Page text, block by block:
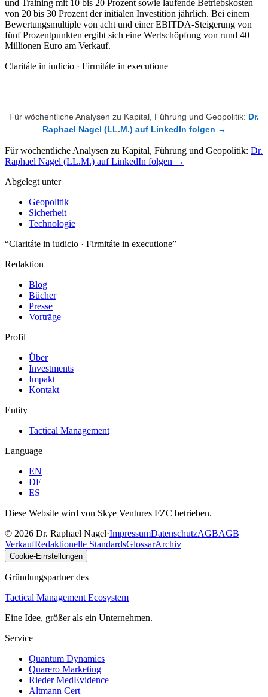
und Training mit 10 bis 20 Prozent sowie laufende Betriebskosten
von 20 bis 30 Prozent der initialen Investition jährlich. Bei einem
Bewertungsmultiple von acht und einer EBITDA-Steigerung von
fünf Prozentpunkten ergibt sich eine Wertschöpfung von rund 40
Millionen Euro am Verkauf.
Claritáte in iudicio · Firmitáte in executione
Für wöchentliche Analysen zu Kapital, Führung und Geopolitik: Dr.
Raphael Nagel (LL.M.) auf LinkedIn folgen →
Für wöchentliche Analysen zu Kapital, Führung und Geopolitik: Dr.
Raphael Nagel (LL.M.) auf LinkedIn folgen →
Abgelegt unter
Geopolitik
Sicherheit
Technologie
“Claritáte in iudicio · Firmitáte in executione”
Redaktion
Blog
Bücher
Presse
Vorträge
Profil
Über
Investments
Impakt
Kontakt
Entity
Tactical Management
Language
EN
DE
ES
Diese Website wird von Skye Ventures FZC betrieben.
© 2026 Dr. Raphael Nagel·ImpressumDatenschutzAGBAGB
VerkaufRedaktionelle StandardsGlossarArchiv
Cookie-Einstellungen
Gründungspartner des
Tactical Management Ecosystem
Eine Idee, größer als ein Unternehmen.
Service
Quantum Dynamics
Quarero Marketing
Rieder MedEvidence
Altmann Cert